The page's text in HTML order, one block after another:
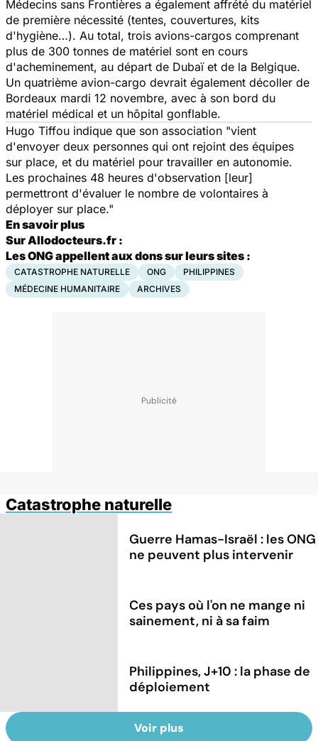
Médecins sans Frontières a également affrété du matériel
de première nécessité (tentes, couvertures, kits
d'hygiène…). Au total, trois avions-cargos comprenant
plus de 300 tonnes de matériel sont en cours
d'acheminement, au départ de Dubaï et de la Belgique.
Un quatrième avion-cargo devrait également décoller de
Bordeaux mardi 12 novembre, avec à son bord du
matériel médical et un hôpital gonflable.
Hugo Tiffou indique que son association "vient
d'envoyer deux personnes qui ont rejoint des équipes
sur place, et du matériel pour travailler en autonomie.
Les prochaines 48 heures d'observation [leur]
permettront d'évaluer le nombre de volontaires à
déployer sur place."
En savoir plus
Sur Allodocteurs.fr :
Les ONG appellent aux dons sur leurs sites :
CATASTROPHE NATURELLE ONG
PHILIPPINES
MÉDECINE HUMANITAIRE
ARCHIVES
Catastrophe naturelle
Guerre Hamas-Israël : les ONG
ne peuvent plus intervenir
Ces pays où l'on ne mange ni
sainement, ni à sa faim
Philippines, J+10 : la phase de
déploiement
Voir plus